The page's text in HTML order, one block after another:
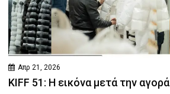
Απρ 21, 2026
KIFF 51: Η εικόνα μετά την αγορά